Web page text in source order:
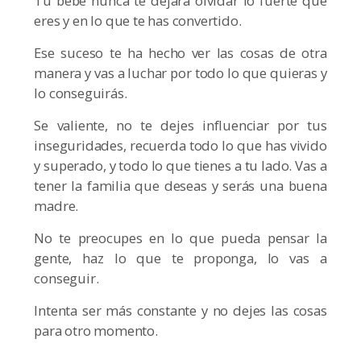
eres y en lo que te has convertido.
Ese suceso te ha hecho ver las cosas de otra
manera y vas a luchar por todo lo que quieras y
lo conseguirás.
Se valiente, no te dejes influenciar por tus
inseguridades, recuerda todo lo que has vivido
y superado, y todo lo que tienes a tu lado. Vas a
tener la familia que deseas y serás una buena
madre.
No te preocupes en lo que pueda pensar la
gente, haz lo que te proponga, lo vas a
conseguir.
Intenta ser más constante y no dejes las cosas
para otro momento.